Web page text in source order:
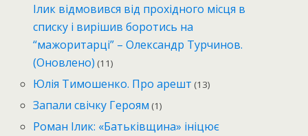
Ілик відмовився від прохідного місця в
списку і вирішив боротись на
“мажоритарці” – Олександр Турчинов.
(Оновлено) (11)
Юлія Тимошенко. Про арешт (13)
Запали свічку Героям (1)
Роман Ілик: «Батьківщина» ініцює